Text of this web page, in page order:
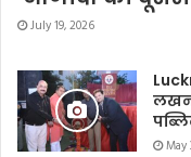
July 19, 2026
May